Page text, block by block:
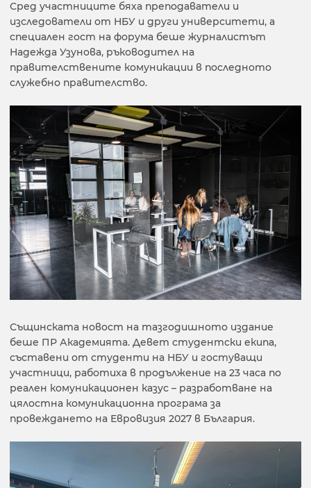
Сред участниците бяха преподаватели и
изследователи от НБУ и други университети, а
специален гост на форума беше журналистът
Надежда Узунова, ръководител на
правителствените комуникации в последното
служебно правителство.
Същинската новост на тазгодишното издание
беше ПР Академията. Девет студентски екипа,
съставени от студенти на НБУ и гостуващи
участници, работиха в продължение на 23 часа по
реален комуникационен казус – разработване на
цялостна комуникационна програма за
провеждането на Евровизия 2027 в България.